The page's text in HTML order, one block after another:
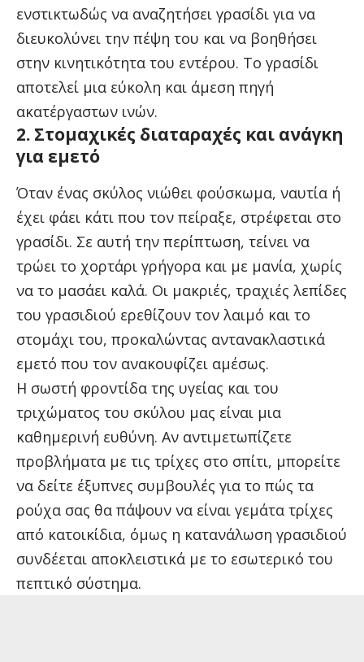
ενστικτωδώς να αναζητήσει γρασίδι για να
διευκολύνει την πέψη του και να βοηθήσει
στην κινητικότητα του εντέρου. Το γρασίδι
αποτελεί μια εύκολη και άμεση πηγή
ακατέργαστων ινών.
2. Στομαχικές διαταραχές και ανάγκη
για εμετό
Όταν ένας σκύλος νιώθει φούσκωμα, ναυτία ή
έχει φάει κάτι που τον πείραξε, στρέφεται στο
γρασίδι. Σε αυτή την περίπτωση, τείνει να
τρώει το χορτάρι γρήγορα και με μανία, χωρίς
να το μασάει καλά. Οι μακριές, τραχιές λεπίδες
του γρασιδιού ερεθίζουν τον λαιμό και το
στομάχι του, προκαλώντας αντανακλαστικά
εμετό που τον ανακουφίζει αμέσως.
Η σωστή φροντίδα της υγείας και του
τριχώματος του σκύλου μας είναι μια
καθημερινή ευθύνη. Αν αντιμετωπίζετε
προβλήματα με τις τρίχες στο σπίτι, μπορείτε
να δείτε έξυπνες συμβουλές για το πώς τα
ρούχα σας θα πάψουν να είναι γεμάτα τρίχες
από κατοικίδια, όμως η κατανάλωση γρασιδιού
συνδέεται αποκλειστικά με το εσωτερικό του
πεπτικό σύστημα.